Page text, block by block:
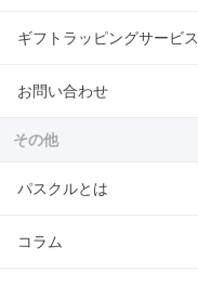
ギフトラッピングサービス
お問い合わせ
その他
パスクルとは
コラム